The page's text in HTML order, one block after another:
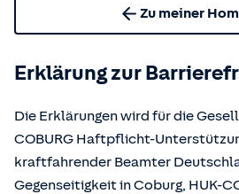
Zu meiner
Erklärung zur
Die Erklärungen wird für die
COBURG Haftpflicht-
kraftfahrender Beamter
Gegenseitigkeit in Coburg, HUK-